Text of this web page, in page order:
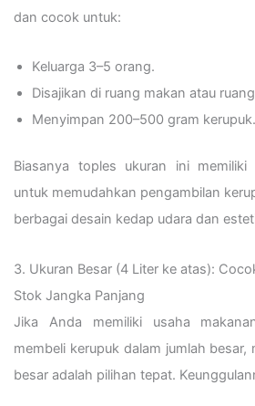
dan cocok untuk:
Keluarga 3–5 orang.
Disajikan di ruang makan atau
Menyimpan 200–500 gram kerupuk.
Biasanya toples ukuran ini
untuk memudahkan pengambilan
berbagai desain kedap udara dan
3. Ukuran Besar (4 Liter ke atas):
Stok Jangka Panjang
Jika Anda memiliki usaha
membeli kerupuk dalam jumlah besar,
besar adalah pilihan tepat.